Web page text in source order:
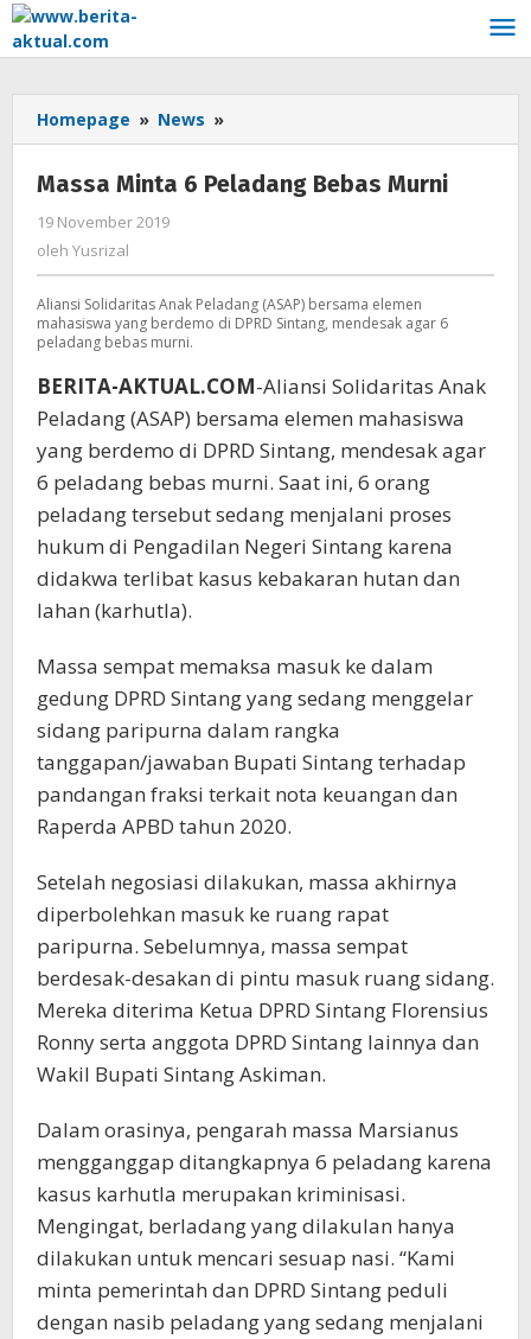
Lewati
ke
konten
Homepage » News »
Minta
6
Peladang
Massa Minta 6 Peladang Bebas Murni
19 November 2019
oleh Yusrizal
Aliansi Solidaritas Anak Peladang (ASAP) bersama elemen
mahasiswa yang berdemo di DPRD Sintang, mendesak agar 6
peladang bebas murni.
BERITA-AKTUAL.COM-Aliansi Solidaritas Anak
Peladang (ASAP) bersama elemen mahasiswa
yang berdemo di DPRD Sintang, mendesak agar
6 peladang bebas murni. Saat ini, 6 orang
peladang tersebut sedang menjalani proses
hukum di Pengadilan Negeri Sintang karena
didakwa terlibat kasus kebakaran hutan dan
lahan (karhutla).
Massa sempat memaksa masuk ke dalam
gedung DPRD Sintang yang sedang menggelar
sidang paripurna dalam rangka
tanggapan/jawaban Bupati Sintang terhadap
pandangan fraksi terkait nota keuangan dan
Raperda APBD tahun 2020.
Setelah negosiasi dilakukan, massa akhirnya
diperbolehkan masuk ke ruang rapat
paripurna. Sebelumnya, massa sempat
berdesak-desakan di pintu masuk ruang sidang.
Mereka diterima Ketua DPRD Sintang Florensius
Ronny serta anggota DPRD Sintang lainnya dan
Wakil Bupati Sintang Askiman.
Dalam orasinya, pengarah massa Marsianus
mengganggap ditangkapnya 6 peladang karena
kasus karhutla merupakan kriminisasi.
Mengingat, berladang yang dilakulan hanya
dilakukan untuk mencari sesuap nasi. “Kami
minta pemerintah dan DPRD Sintang peduli
dengan nasib peladang yang sedang menjalani